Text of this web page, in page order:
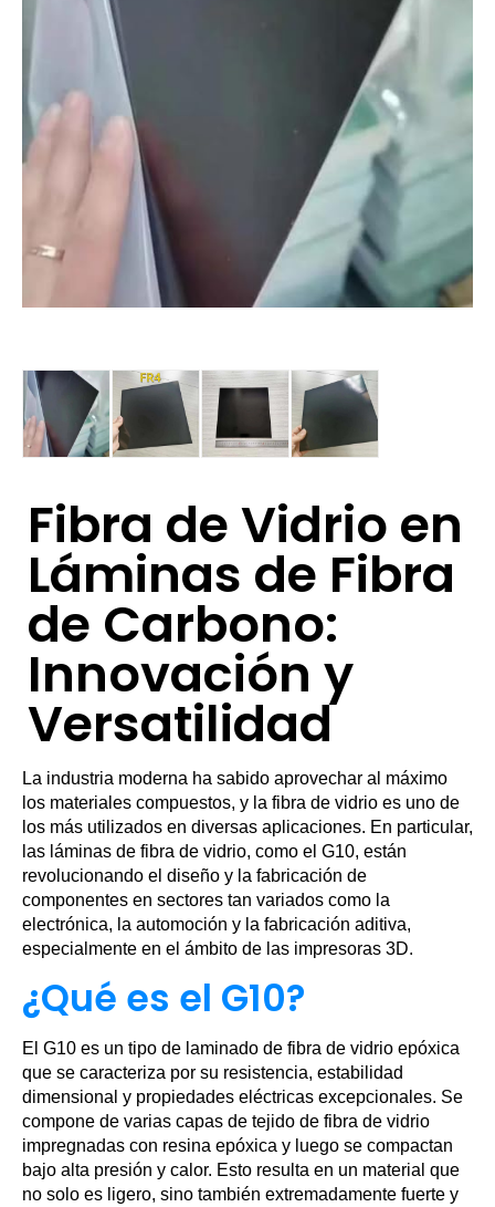
Fibra de Vidrio en
Láminas de Fibra
de Carbono:
Innovación y
Versatilidad
La industria moderna ha sabido aprovechar al máximo
los materiales compuestos, y la fibra de vidrio es uno de
los más utilizados en diversas aplicaciones. En particular,
las láminas de fibra de vidrio, como el G10, están
revolucionando el diseño y la fabricación de
componentes en sectores tan variados como la
electrónica, la automoción y la fabricación aditiva,
especialmente en el ámbito de las impresoras 3D.
¿Qué es el G10?
El G10 es un tipo de laminado de fibra de vidrio epóxica
que se caracteriza por su resistencia, estabilidad
dimensional y propiedades eléctricas excepcionales. Se
compone de varias capas de tejido de fibra de vidrio
impregnadas con resina epóxica y luego se compactan
bajo alta presión y calor. Esto resulta en un material que
no solo es ligero, sino también extremadamente fuerte y